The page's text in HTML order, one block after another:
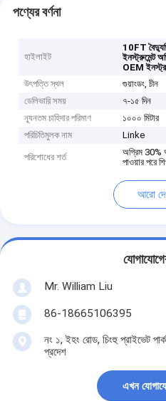
পণ্যের বর্ণনা
হাইলাইট
10FT
ইনস্ট্রুমেন্ট
OEM
উৎপত্তি স্থল
গুয়াংডং, চীন
ডেলিভারি সময়
৭-১৫ দিন
ন্যূনতম চাহিদার পরিমাণ
১০০০ মিটার
পরিচিতিমুলক নাম
Linke
পরিশোধের শর্ত
অগ্রিম 30%
পাওয়ার পরে
আরো
Mr. William Liu
86-18665106395
নং ১, ইহং রোড, চিংহু প্রাইভেট
প্রদেশ
এখন